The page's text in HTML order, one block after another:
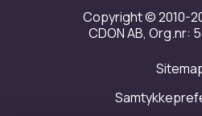
Investor relations
Tilgjengelighet
Copyright © 2010-
CDON AB, Org.nr: